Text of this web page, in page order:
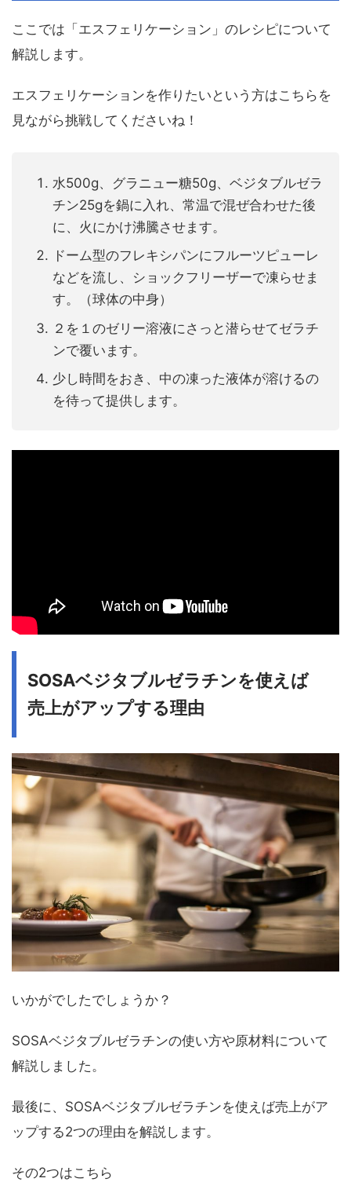
ここでは「エスフェリケーション」のレシピについて
解説します。
エスフェリケーションを作りたいという方はこちらを
見ながら挑戦してくださいね！
水500g、グラニュー糖50g、ベジタブルゼラ
チン25gを鍋に入れ、常温で混ぜ合わせた後
に、火にかけ沸騰させます。
ドーム型のフレキシパンにフルーツピューレ
などを流し、ショックフリーザーで凍らせま
す。（球体の中身）
２を１のゼリー溶液にさっと潜らせてゼラチ
ンで覆います。
少し時間をおき、中の凍った液体が溶けるの
を待って提供します。
SOSAベジタブルゼラチンを使えば
売上がアップする理由
いかがでしたでしょうか？
SOSAベジタブルゼラチンの使い方や原材料について
解説しました。
最後に、SOSAベジタブルゼラチンを使えば売上がア
ップする2つの理由を解説します。
その2つはこちら